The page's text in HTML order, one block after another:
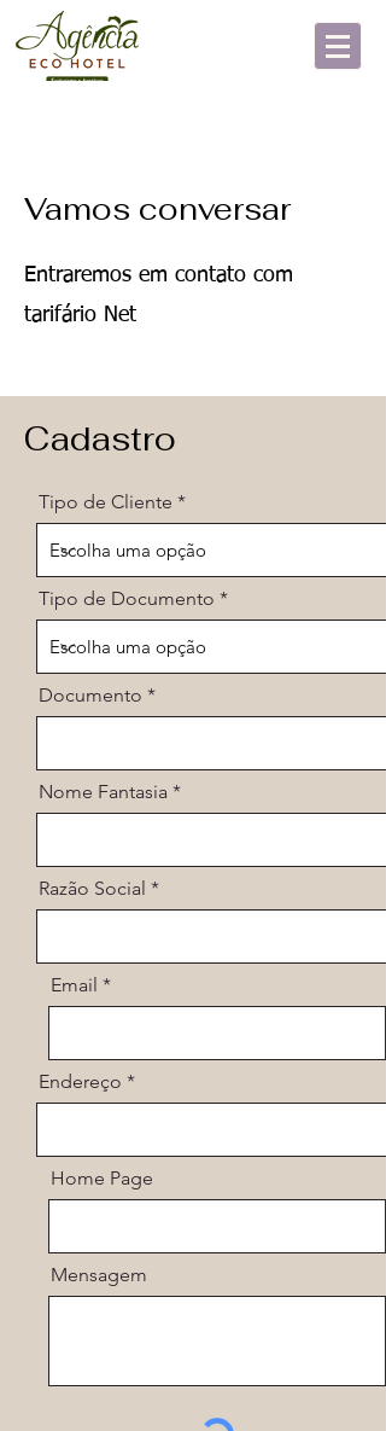
Vamos conversar
Entraremos em contato com
tarifário Net
Cadastro
Tipo de Cliente
Tipo de Documento
Documento
Nome Fantasia
Razão Social
Email
Endereço
Home Page
Mensagem